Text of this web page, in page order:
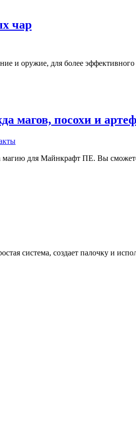
чар
и оружие, для более
магов, посохи и
для Майнкрафт ПЕ. Вы
система, создает палочку и